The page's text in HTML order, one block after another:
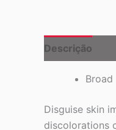
Descrição
Disguise skin
discolorations